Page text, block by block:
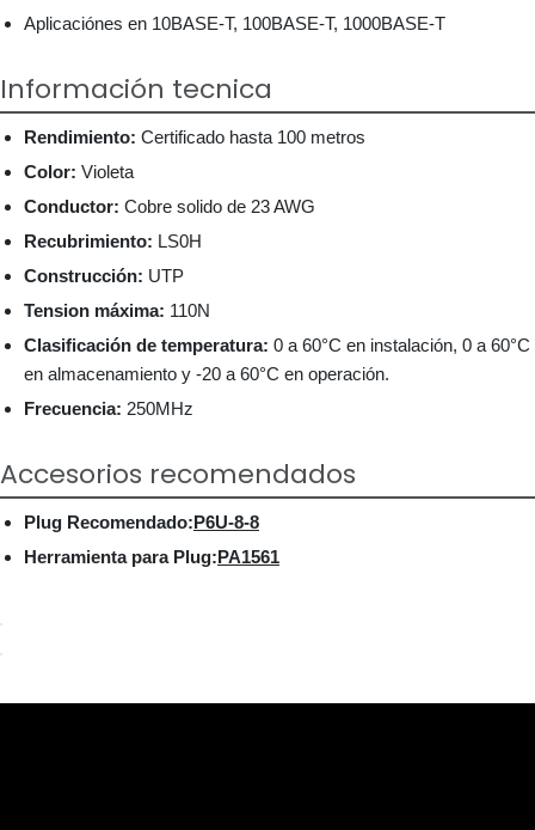
Aplicaciónes en 10BASE-T, 100BASE-T, 1000BASE-T
Información tecnica
Rendimiento: Certificado hasta 100 metros
Color: Violeta
Conductor: Cobre solido de 23 AWG
Recubrimiento: LS0H
Construcción: UTP
Tension máxima: 110N
Clasificación de temperatura: 0 a 60°C en instalación, 0 a 60°C
en almacenamiento y -20 a 60°C en operación.
Frecuencia: 250MHz
Accesorios recomendados
Plug Recomendado:P6U-8-8
Herramienta para Plug:PA1561